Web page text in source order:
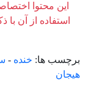
این محتوا
استفاده از آن با
برچسب ها: خنده -
هیجان